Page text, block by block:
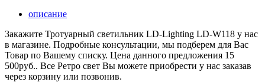
описание
Закажите Тротуарный светильник LD-Lighting LD-W118 у нас
в магазине. Подробные консультации, мы подберем для Вас
Товар по Вашему списку. Цена данного предложения 15
500руб.. Все Ретро свет Вы можете приобрести у нас заказав
через корзину или позвонив.